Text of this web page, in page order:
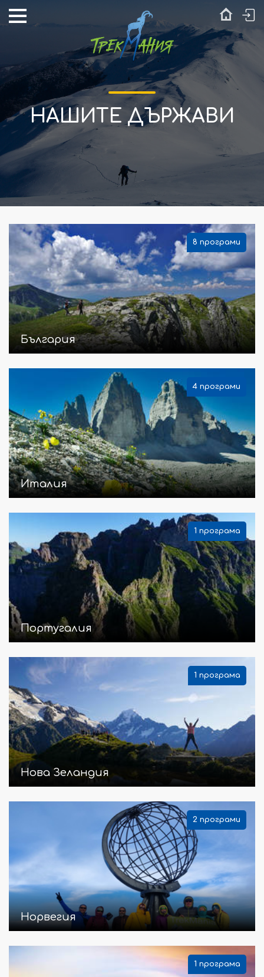
НАШИТЕ ДЪРЖАВИ
8 програми
България
4 програми
Италия
1 програма
Португалия
1 програма
Нова Зеландия
2 програми
Норвегия
1 програма